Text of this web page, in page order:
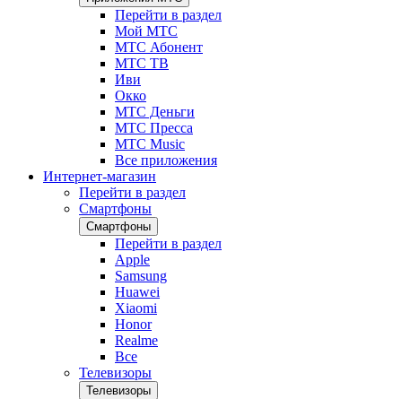
Перейти в раздел
Мой МТС
МТС Абонент
МТС ТВ
Иви
Окко
МТС Деньги
МТС Пресса
МТС Music
Все приложения
Интернет-магазин
Перейти в раздел
Смартфоны
Смартфоны
Перейти в раздел
Apple
Samsung
Huawei
Xiaomi
Honor
Realme
Все
Телевизоры
Телевизоры